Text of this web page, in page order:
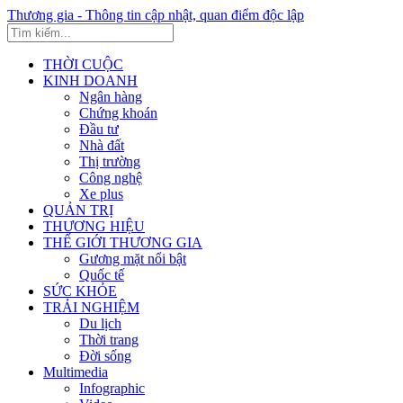
Thương gia - Thông tin cập nhật, quan điểm độc lập
THỜI CUỘC
KINH DOANH
Ngân hàng
Chứng khoán
Đầu tư
Nhà đất
Thị trường
Công nghệ
Xe plus
QUẢN TRỊ
THƯƠNG HIỆU
THẾ GIỚI THƯƠNG GIA
Gương mặt nổi bật
Quốc tế
SỨC KHỎE
TRẢI NGHIỆM
Du lịch
Thời trang
Đời sống
Multimedia
Infographic